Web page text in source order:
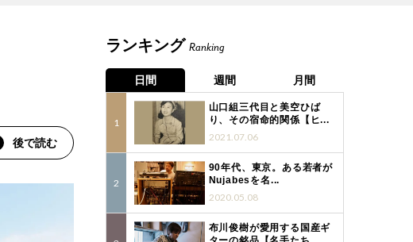
後で読む
ランキング Ranking
日間 週間 月間
山口組三代目と美空ひば
り、その宿命的関係【ヒ...
2021.07.06
90年代、東京。ある若者が
Nujabesを名...
2020.05.08
布川俊樹が愛用する国産ギ